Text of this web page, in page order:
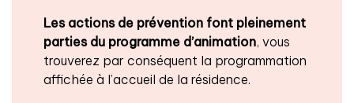
Les actions de prévention font pleinement
parties du programme d’animation, vous
trouverez par conséquent la programmation
affichée à l’accueil de la résidence.